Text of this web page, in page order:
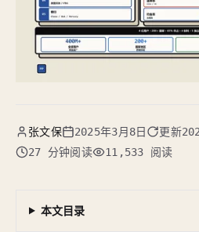
张文保 2025年3月8日 更新
27 分钟阅读
11,533 阅读
本文目录